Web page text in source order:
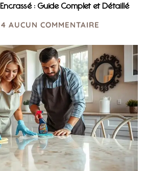
: Guide Complet et Détaillé
AUCUN COMMENTAIRE